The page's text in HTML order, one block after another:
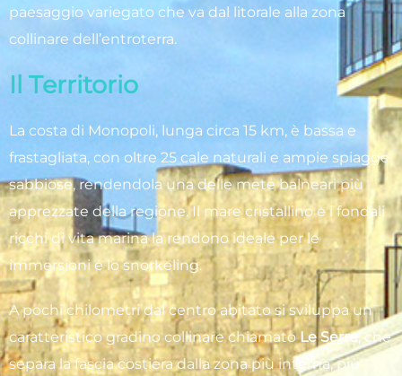
paesaggio variegato che va dal litorale alla zona
collinare dell’entroterra.
Il Territorio
La costa di Monopoli, lunga circa 15 km, è bassa e
frastagliata, con oltre 25 cale naturali e ampie spiagge
sabbiose, rendendola una delle mete balneari più
apprezzate della regione. Il mare cristallino e i fondali
ricchi di vita marina la rendono ideale per le
immersioni e lo snorkeling.
A pochi chilometri dal centro abitato si sviluppa un
caratteristico gradino collinare chiamatoLe Serre, che
separa la fascia costiera dalla zona più interna, più